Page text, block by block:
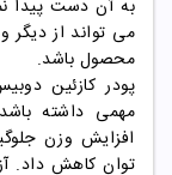
به آن دست پیدا
می تواند از
محصول باشد.
پودر کازئین
مهمی داشته
افزایش وزن
توان کاهش داد.